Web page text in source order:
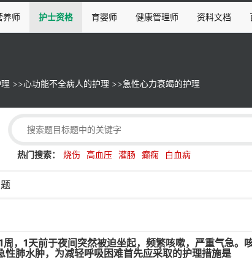
养师 护士资格 育婴师 健康管理师 资料文档
>>心功能不全病人的护理 >>急性心力衰竭的护理
热门搜索： 烧伤 高血压 灌肠 癫痫 白血病
，1天前于夜间突然被迫坐起，频繁咳嗽，严重气急。
性肺水肿，为减轻呼吸困难首先应采取的护理措施是